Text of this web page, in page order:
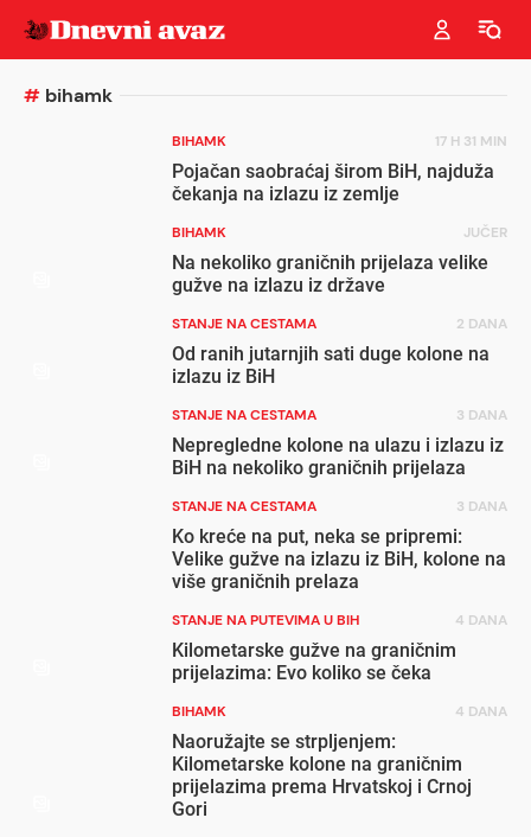
# bihamk
BIHAMK 17 H 31 MIN
Pojačan saobraćaj širom BiH, najduža
čekanja na izlazu iz zemlje
BIHAMK JUČER
Na nekoliko graničnih prijelaza velike
gužve na izlazu iz države
STANJE NA CESTAMA 2 DANA
Od ranih jutarnjih sati duge kolone na
izlazu iz BiH
STANJE NA CESTAMA 3 DANA
Nepregledne kolone na ulazu i izlazu iz
BiH na nekoliko graničnih prijelaza
STANJE NA CESTAMA 3 DANA
Ko kreće na put, neka se pripremi:
Velike gužve na izlazu iz BiH, kolone na
više graničnih prelaza
STANJE NA PUTEVIMA U BIH 4 DANA
Kilometarske gužve na graničnim
prijelazima: Evo koliko se čeka
BIHAMK 4 DANA
Naoružajte se strpljenjem:
Kilometarske kolone na graničnim
prijelazima prema Hrvatskoj i Crnoj
Gori